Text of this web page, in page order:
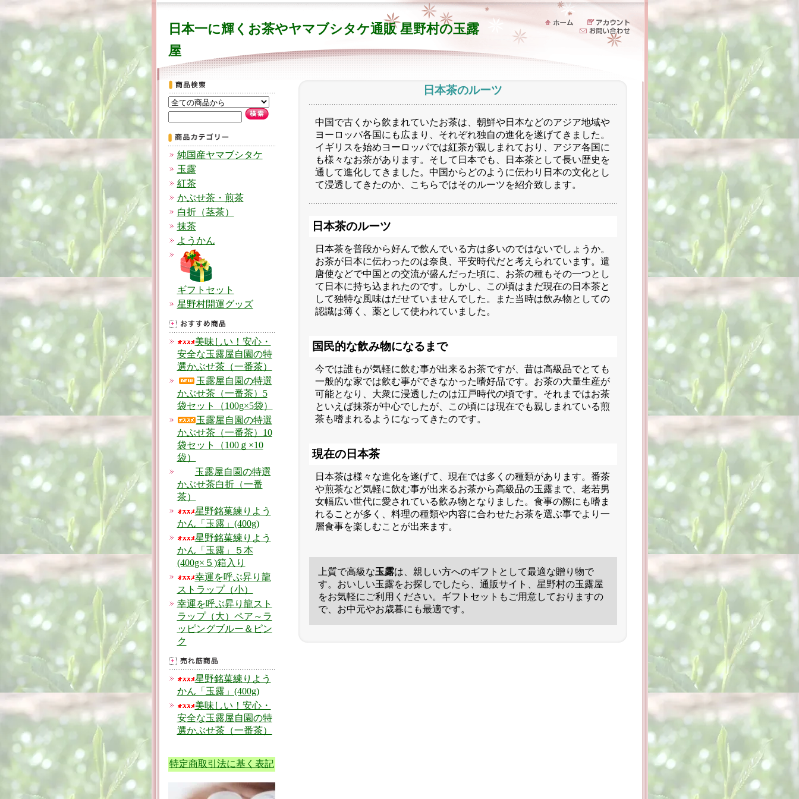
日本一に輝くお茶やヤマブシタケ通販 星野村の玉露
屋
純国産ヤマブシタケ
玉露
紅茶
かぶせ茶・煎茶
白折（茎茶）
抹茶
ようかん
ギフトセット
星野村開運グッズ
美味しい！安心・
安全な玉露屋自園の特
選かぶせ茶（一番茶）
玉露屋自園の特選
かぶせ茶（一番茶）5
袋セット（100g×5袋）
玉露屋自園の特選
かぶせ茶（一番茶）10
袋セット（100ｇ×10
袋）
玉露屋自園の特選
かぶせ茶白折（一番
茶）
星野銘菓練りよう
かん「玉露」(400g)
星野銘菓練りよう
かん「玉露」５本
(400g×５)箱入り
幸運を呼ぶ昇り龍
ストラップ（小）
幸運を呼ぶ昇り龍スト
ラップ（大）ペア～ラ
ッピングブルー＆ピン
ク
星野銘菓練りよう
かん「玉露」(400g)
美味しい！安心・
安全な玉露屋自園の特
選かぶせ茶（一番茶）
特定商取引法に基く表記
日本茶のルーツ
中国で古くから飲まれていたお茶は、朝鮮や日本などのアジア地域や
ヨーロッパ各国にも広まり、それぞれ独自の進化を遂げてきました。
イギリスを始めヨーロッパでは紅茶が親しまれており、アジア各国に
も様々なお茶があります。そして日本でも、日本茶として長い歴史を
通して進化してきました。中国からどのように伝わり日本の文化とし
て浸透してきたのか、こちらではそのルーツを紹介致します。
日本茶のルーツ
日本茶を普段から好んで飲んでいる方は多いのではないでしょうか。
お茶が日本に伝わったのは奈良、平安時代だと考えられています。遣
唐使などで中国との交流が盛んだった頃に、お茶の種もその一つとし
て日本に持ち込まれたのです。しかし、この頃はまだ現在の日本茶と
して独特な風味はだせていませんでした。また当時は飲み物としての
認識は薄く、薬として使われていました。
国民的な飲み物になるまで
今では誰もが気軽に飲む事が出来るお茶ですが、昔は高級品でとても
一般的な家では飲む事ができなかった嗜好品です。お茶の大量生産が
可能となり、大衆に浸透したのは江戸時代の頃です。それまではお茶
といえば抹茶が中心でしたが、この頃には現在でも親しまれている煎
茶も嗜まれるようになってきたのです。
現在の日本茶
日本茶は様々な進化を遂げて、現在では多くの種類があります。番茶
や煎茶など気軽に飲む事が出来るお茶から高級品の玉露まで、老若男
女幅広い世代に愛されている飲み物となりました。食事の際にも嗜ま
れることが多く、料理の種類や内容に合わせたお茶を選ぶ事でより一
層食事を楽しむことが出来ます。
上質で高級な玉露は、親しい方へのギフトとして最適な贈り物で
す。おいしい玉露をお探しでしたら、通販サイト、星野村の玉露屋
をお気軽にご利用ください。ギフトセットもご用意しておりますの
で、お中元やお歳暮にも最適です。